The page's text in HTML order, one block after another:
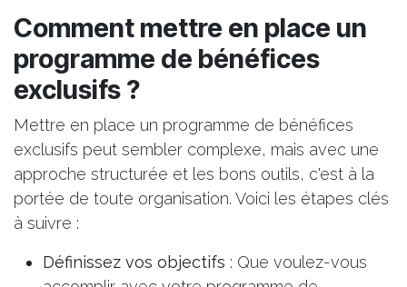
Comment mettre en place un
programme de bénéfices
exclusifs ?
Mettre en place un programme de bénéfices
exclusifs peut sembler complexe, mais avec une
approche structurée et les bons outils, c'est à la
portée de toute organisation. Voici les étapes clés
à suivre :
Définissez vos objectifs : Que voulez-vous